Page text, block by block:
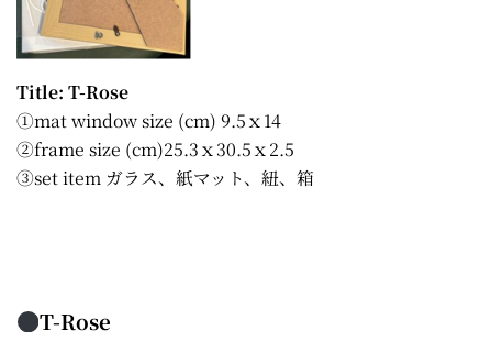
Title: T-Rose
①mat window size (cm) 9.5ｘ14
②frame size (cm)25.3ｘ30.5ｘ2.5
③set item ガラス、紙マット、紐、箱
T-Rose